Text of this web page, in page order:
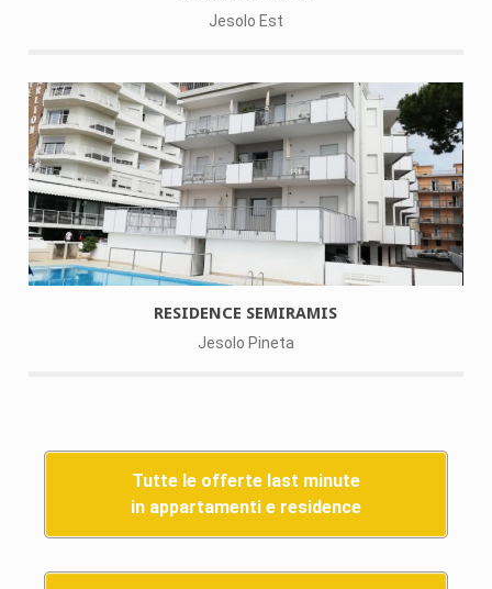
Jesolo Est
RESIDENCE SEMIRAMIS
Jesolo Pineta
Tutte le offerte last minute
in appartamenti e residence